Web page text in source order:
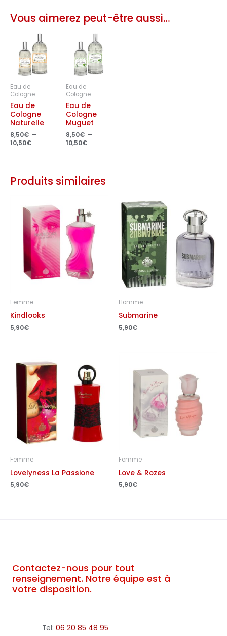
Vous aimerez peut-être aussi…
Eau de
Cologne
Eau de
Cologne
Naturelle
8,50€ –
10,50€
Plage
de
prix :
8,50€
à
10,50€
Eau de
Cologne
Eau de
Cologne
Muguet
8,50€ –
10,50€
Plage
de
prix :
8,50€
à
10,50€
Produits similaires
Femme
Kindlooks
5,90€
Homme
Submarine
5,90€
Femme
Lovelyness La Passione
5,90€
Femme
Love & Rozes
5,90€
Contactez-nous pour tout
renseignement. Notre équipe est à
votre disposition.
Tel: 06 20 85 48 95